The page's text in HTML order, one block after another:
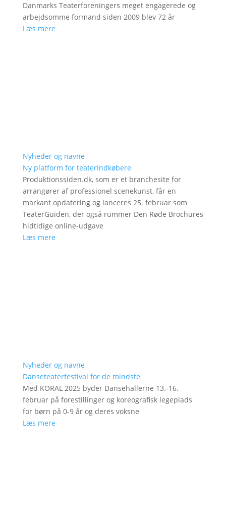
Danmarks Teaterforeningers meget engagerede og
arbejdsomme formand siden 2009 blev 72 år
Læs mere
Nyheder og navne
Ny platform for teaterindkøbere
Produktionssiden.dk, som er et branchesite for
arrangører af professionel scenekunst, får en
markant opdatering og lanceres 25. februar som
TeaterGuiden, der også rummer Den Røde Brochures
hidtidige online-udgave
Læs mere
Nyheder og navne
Danseteaterfestival for de mindste
Med KORAL 2025 byder Dansehallerne 13.-16.
februar på forestillinger og koreografisk legeplads
for børn på 0-9 år og deres voksne
Læs mere